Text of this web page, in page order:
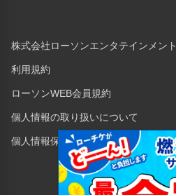
株式会社ローソンエンタテインメント
利用規約
ローソンWEB会員規約
個人情報の取り扱いについて
個人情報保護方針